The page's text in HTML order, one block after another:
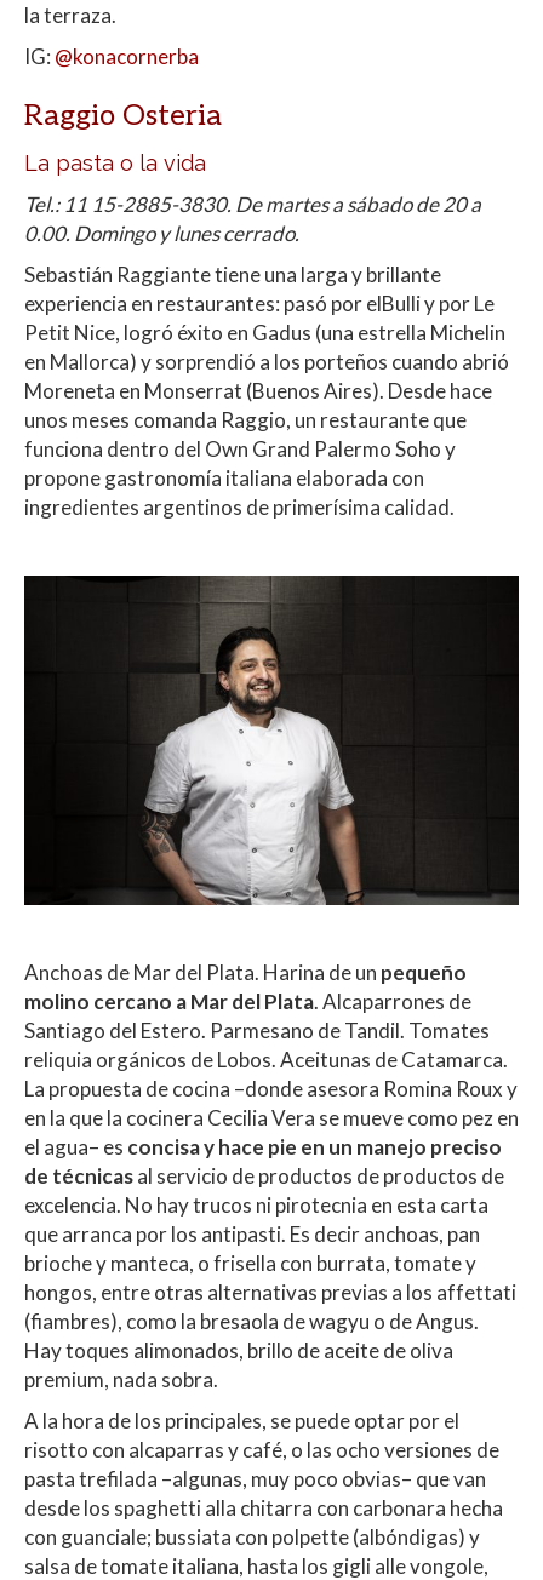
la terraza.
IG: @konacornerba
Raggio Osteria
La pasta o la vida
Tel.: 11 15-2885-3830. De martes a sábado de 20 a
0.00. Domingo y lunes cerrado.
Sebastián Raggiante tiene una larga y brillante
experiencia en restaurantes: pasó por elBulli y por Le
Petit Nice, logró éxito en Gadus (una estrella Michelin
en Mallorca) y sorprendió a los porteños cuando abrió
Moreneta en Monserrat (Buenos Aires). Desde hace
unos meses comanda Raggio, un restaurante que
funciona dentro del Own Grand Palermo Soho y
propone gastronomía italiana elaborada con
ingredientes argentinos de primerísima calidad.
Anchoas de Mar del Plata. Harina de un pequeño
molino cercano a Mar del Plata. Alcaparrones de
Santiago del Estero. Parmesano de Tandil. Tomates
reliquia orgánicos de Lobos. Aceitunas de Catamarca.
La propuesta de cocina –donde asesora Romina Roux y
en la que la cocinera Cecilia Vera se mueve como pez en
el agua– es concisa y hace pie en un manejo preciso
de técnicasal servicio de productos de productos de
excelencia. No hay trucos ni pirotecnia en esta carta
que arranca por los antipasti. Es decir anchoas, pan
brioche y manteca, o frisella con burrata, tomate y
hongos, entre otras alternativas previas a los affettati
(fiambres), como la bresaola de wagyu o de Angus.
Hay toques alimonados, brillo de aceite de oliva
premium, nada sobra.
A la hora de los principales, se puede optar por el
risotto con alcaparras y café, o las ocho versiones de
pasta trefilada –algunas, muy poco obvias– que van
desde los spaghetti alla chitarra con carbonara hecha
con guanciale; bussiata con polpette (albóndigas) y
salsa de tomate italiana, hasta los gigli alle vongole,